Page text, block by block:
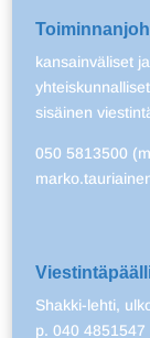
kansainväliset
sisäinen
050 5813500
Shakki-lehti,
p. 040